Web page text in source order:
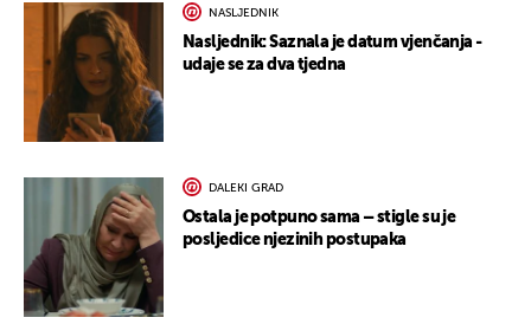
NASLJEDNIK
Nasljednik: Saznala je datum vjenčanja -
udaje se za dva tjedna
DALEKI GRAD
Ostala je potpuno sama – stigle su je
posljedice njezinih postupaka